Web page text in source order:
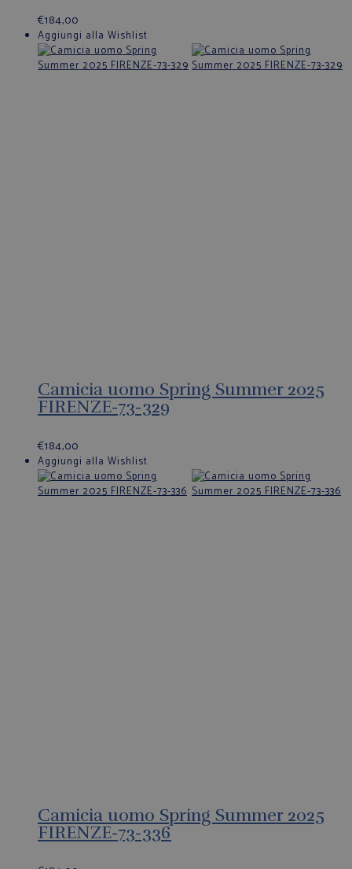
€184,00
Aggiungi alla Wishlist
Camicia uomo Spring Summer 2025
FIRENZE-73-329
€184,00
Aggiungi alla Wishlist
Camicia uomo Spring Summer 2025
FIRENZE-73-336